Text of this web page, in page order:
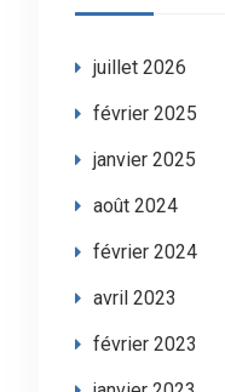
juillet 2026
février 2025
janvier 2025
août 2024
février 2024
avril 2023
février 2023